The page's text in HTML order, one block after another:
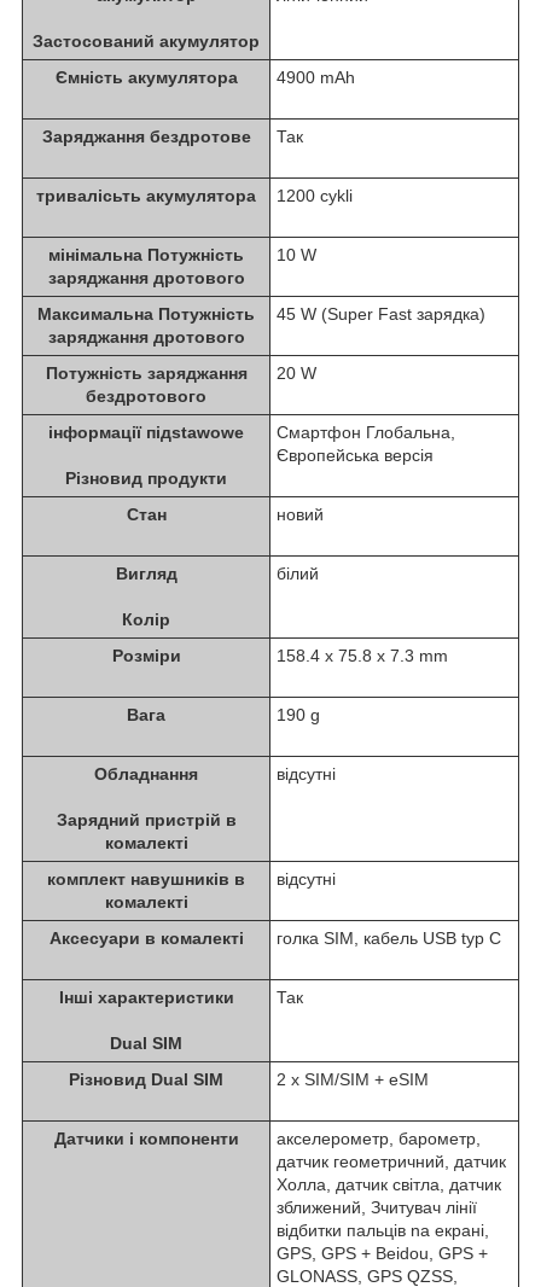
Застосований акумулятор
Ємність акумулятора 4900 mAh
Заряджання бездротове Так
тривалісьть акумулятора 1200 cykli
мінімальна Потужність
заряджання дротового
10 W
Максимальна Потужність
заряджання дротового
45 W (Super Fast зарядка)
Потужність заряджання
бездротового
20 W
інформації підstawowe
Різновид продукти
Смартфон Глобальна,
Європейська версія
Стан новий
Вигляд
Колір
білий
Розміри 158.4 x 75.8 x 7.3 mm
Вага 190 g
Обладнання
Зарядний пристрій в
комалекті
відсутні
комплект навушників в
комалекті
відсутні
Аксесуари в комалекті голка SIM, кабель USB typ C
Інші характеристики
Dual SIM
Так
Різновид Dual SIM 2 x SIM/SIM + eSIM
Датчики i компоненти
акселерометр, барометр,
датчик геометричний, датчик
Холла, датчик світла, датчик
зближений, Зчитувач лінії
відбитки пальців na екрані,
GPS, GPS + Beidou, GPS +
GLONASS, GPS QZSS,